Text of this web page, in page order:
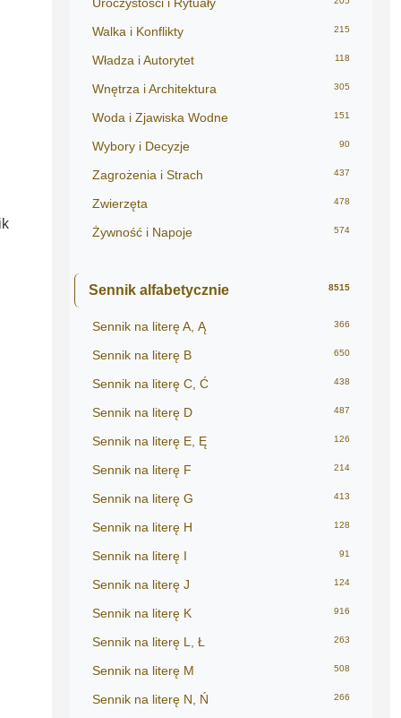
Walka i Konflikty 215
Władza i Autorytet 118
Wnętrza i Architektura 305
Woda i Zjawiska Wodne 151
Wybory i Decyzje 90
Zagrożenia i Strach 437
Zwierzęta 478
Żywność i Napoje 574
Sennik alfabetycznie 8515
Sennik na literę A, Ą 366
Sennik na literę B 650
Sennik na literę C, Ć 438
Sennik na literę D 487
Sennik na literę E, Ę 126
Sennik na literę F 214
Sennik na literę G 413
Sennik na literę H 128
Sennik na literę I 91
Sennik na literę J 124
Sennik na literę K 916
Sennik na literę L, Ł 263
Sennik na literę M 508
Sennik na literę N, Ń 266